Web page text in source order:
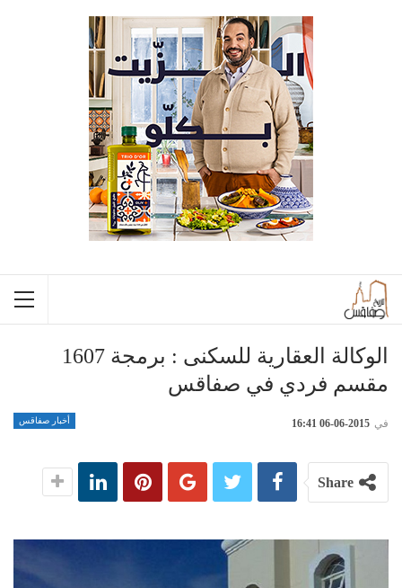
الوكالة العقارية للسكنى : برمجة 1607
مقسم فردي في صفاقس
أخبار صفاقس في 2015-06-06 16:41
Share